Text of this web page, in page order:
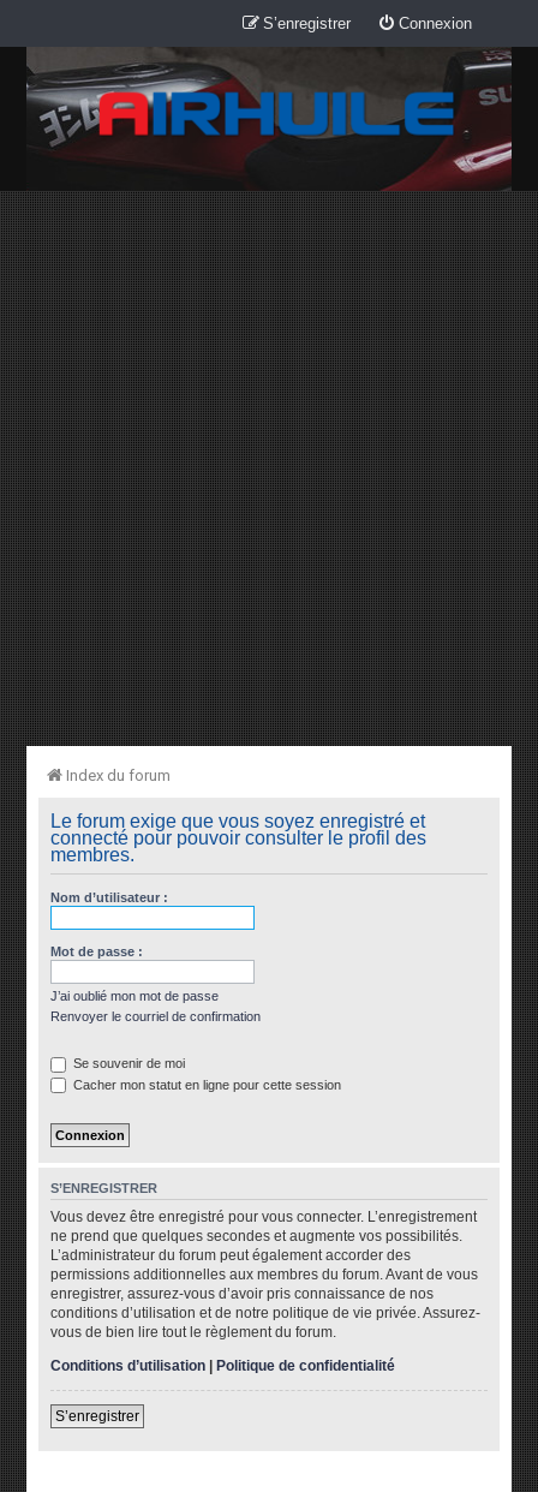
Connexion
S’enregistrer
Index du forum
Le forum exige que vous soyez enregistré et
connecté pour pouvoir consulter le profil des
membres.
Nom d’utilisateur :
Mot de passe :
J’ai oublié mon mot de passe
Renvoyer le courriel de confirmation
Se souvenir de moi
Cacher mon statut en ligne pour cette session
S’ENREGISTRER
Vous devez être enregistré pour vous connecter. L’enregistrement
ne prend que quelques secondes et augmente vos possibilités.
L’administrateur du forum peut également accorder des
permissions additionnelles aux membres du forum. Avant de vous
enregistrer, assurez-vous d’avoir pris connaissance de nos
conditions d’utilisation et de notre politique de vie privée. Assurez-
vous de bien lire tout le règlement du forum.
Conditions d’utilisation |Politique de confidentialité
S’enregistrer